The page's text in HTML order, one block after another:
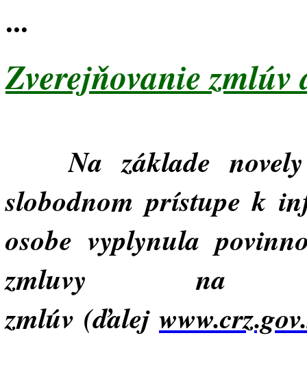
...
Zverejňovanie zmlúv
Na základe
slobodnom prístupe k
osobe vyplynula
zmluvy na
zmlúv (ďalej